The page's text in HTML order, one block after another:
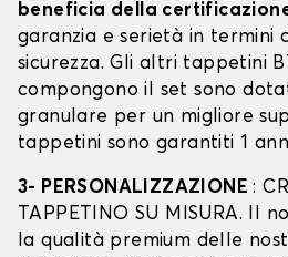
beneficia della
garanzia e serietà in termini
sicurezza. Gli altri tappetini
compongono il set sono
granulare per un migliore
tappetini sono garantiti 1
3- PERSONALIZZAZIONE:
TAPPETINO SU MISURA. Il
la qualità premium delle